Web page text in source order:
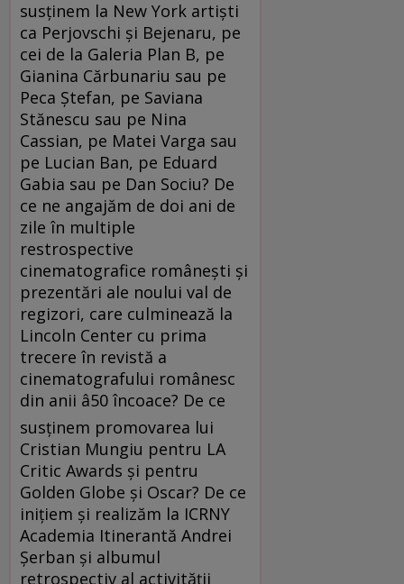
susţinem la New York artişti
ca Perjovschi şi Bejenaru, pe
cei de la Galeria Plan B, pe
Gianina Cărbunariu sau pe
Peca Ştefan, pe Saviana
Stănescu sau pe Nina
Cassian, pe Matei Varga sau
pe Lucian Ban, pe Eduard
Gabia sau pe Dan Sociu? De
ce ne angajăm de doi ani de
zile în multiple
restrospective
cinematografice româneşti şi
prezentări ale noului val de
regizori, care culminează la
Lincoln Center cu prima
trecere în revistă a
cinematografului românesc
din anii â50 încoace? De ce
susţinem promovarea lui
Cristian Mungiu pentru LA
Critic Awards şi pentru
Golden Globe şi Oscar? De ce
iniţiem şi realizăm la ICRNY
Academia Itinerantă Andrei
Şerban şi albumul
retrospectiv al activităţii